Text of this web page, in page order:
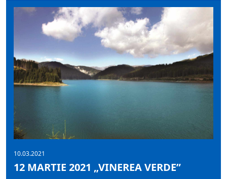
10.03.2021
12 MARTIE 2021 „VINEREA VERDE”